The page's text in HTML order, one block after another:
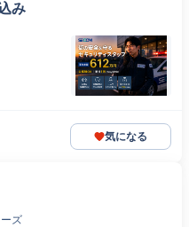
み
気になる
ズ